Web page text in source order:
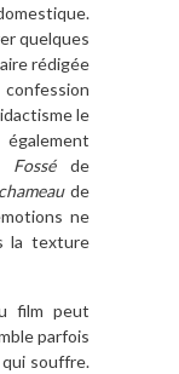
quelques
rédigée
le
Fosséde
de
ne
la texture
film peut
parfois
souffre.